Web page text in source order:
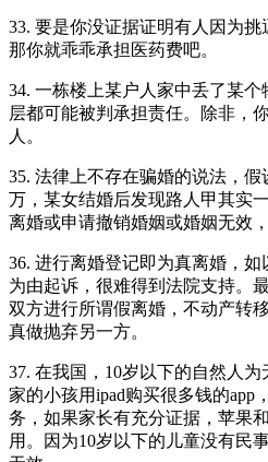
33. 要是你没证据证明有人因为挑
那你就乖乖承担医药费吧。
34. 一栋楼上某户人家中丢了某
层都可能被判承担责任。除非，
人。
35. 法律上不存在骗婚的说法，
万，某女结婚后发现路人甲其实
离婚或申请撤销婚姻或婚姻无效
36. 进行离婚登记即为真离婚，
为由起诉，很难得到法院支持。
双方进行所谓假离婚，不动产转
真做抛弃另一方。
37. 在我国，10岁以下的自然人
家的小孩用ipad购买很多钱的app
务，如果家长有充分证据，苹果
用。因为10岁以下的儿童没有民